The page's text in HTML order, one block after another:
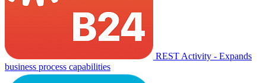
REST Activity - Expands
business process capabilities